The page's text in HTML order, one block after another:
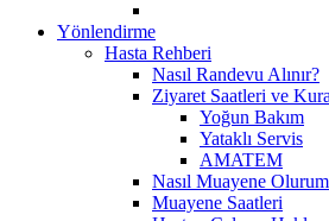
Yönlendirme
Hasta Rehberi
Nasıl Randevu Alınır?
Ziyaret Saatleri ve
Yoğun Bakım
Yataklı Servis
AMATEM
Nasıl Muayene
Muayene Saatleri